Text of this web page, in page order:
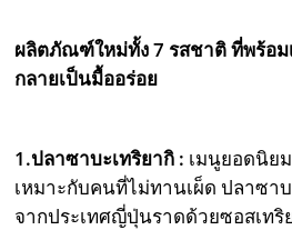
ผลิตภัณฑ์ใหม่ทั้ง 7 รสชาติ ที่พร้อม
กลายเป็นมื้ออร่อย
1.ปลาซาบะเทริยากิ : เมนูยอดนิย
เหมาะกับคนที่ไม่ทานเผ็ด ปลาซา
จากประเทศญี่ปุ่นราดด้วยซอสเท